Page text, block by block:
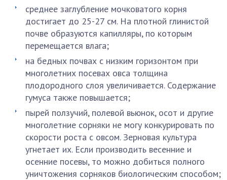
среднее заглубление мочковатого корня
достигает до 25-27 см. На плотной глинистой
почве образуются капилляры, по которым
перемещается влага;
на бедных почвах с низким горизонтом при
многолетних посевах овса толщина
плодородного слоя увеличивается. Содержание
гумуса также повышается;
пырей ползучий, полевой вьюнок, осот и другие
многолетние сорняки не могу конкурировать по
скорости роста с овсом. Зерновая культура
угнетает их. Если производить весенние и
осенние посевы, то можно добиться полного
уничтожения сорняков биологическим способом;